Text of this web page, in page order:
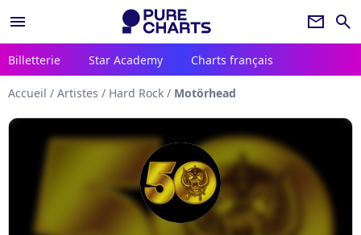
menu newsletter search
Billetterie Star Academy Charts français
Accueil / Artistes / Hard Rock / Motörhead